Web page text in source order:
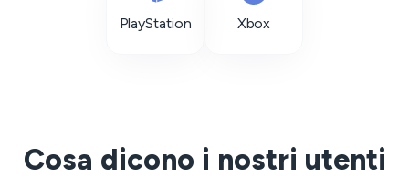
PlayStation Xbox
Cosa dicono i nostri utenti